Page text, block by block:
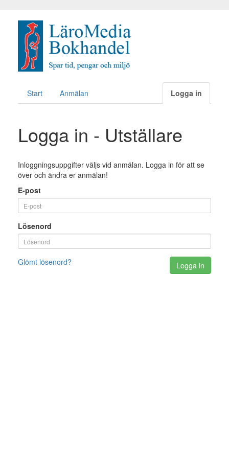
Start Anmälan Logga in
Logga in - Utställare
Inloggningsuppgifter väljs vid anmälan. Logga in för att se
över och ändra er anmälan!
E-post
Lösenord
Glömt lösenord?